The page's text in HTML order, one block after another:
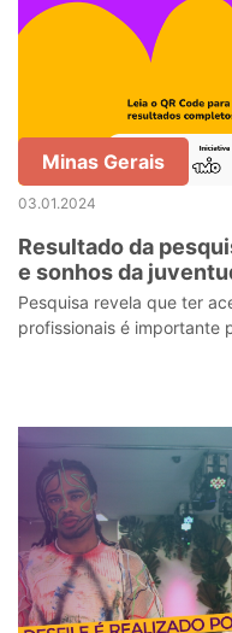
Minas Gerais
03.01.2024
Resultado da
e sonhos da
disponível para
Pesquisa revela que ter
profissionais é importante